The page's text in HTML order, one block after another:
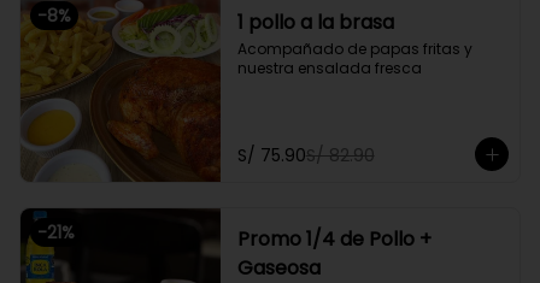
-8% 1 pollo a la brasa
Acompañado de papas fritas y
nuestra ensalada fresca
S/ 75.90S/ 82.90
-21%
Promo 1/4 de Pollo +
Gaseosa